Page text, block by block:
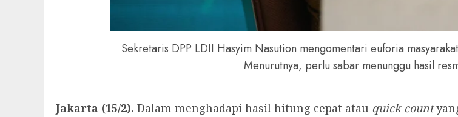
Sekretaris DPP LDII Hasyim Nasution mengomentari euforia
Menurutnya, perlu sabar menunggu hasil
Jakarta (15/2). Dalam menghadapi hasil hitung cepat atau quick count